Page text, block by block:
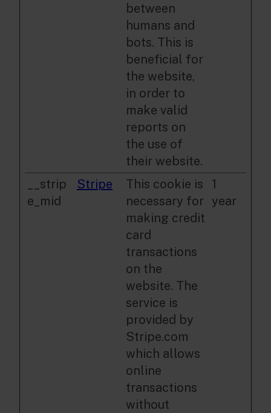
between
humans and
bots. This is
beneficial for
the website,
in order to
make valid
reports on
the use of
their website.
__strip
e_mid
Stripe
This cookie is
necessary for
making credit
card
transactions
on the
website. The
service is
provided by
Stripe.com
which allows
online
transactions
without
1
year